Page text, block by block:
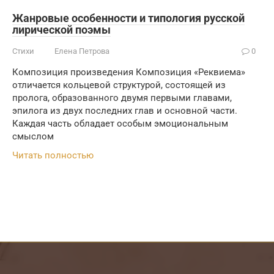
Жанровые особенности и типология русской
лирической поэмы
Стихи Елена Петрова 0
Композиция произведения Композиция «Реквиема»
отличается кольцевой структурой, состоящей из
пролога, образованного двумя первыми главами,
эпилога из двух последних глав и основной части.
Каждая часть обладает особым эмоциональным
смыслом
Читать полностью